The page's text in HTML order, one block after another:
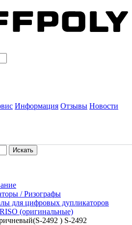
Информация Отзывы Новости
Искать
/ Ризографы
для цифровых дупликаторов
(оригинальные)
2492 ) S-2492